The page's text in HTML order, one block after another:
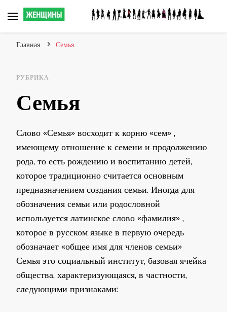
Главная Семья
РУБРИКА
Семья
Слово «Семья» восходит к корню «сем» ,
имеющему отношение к семени и продолжению
рода, то есть рождению и воспитанию детей,
которое традиционно считается основным
предназначением создания семьи. Иногда для
обозначения семьи или родословной
используется латинское слово «фамилия» ,
которое в русском языке в первую очередь
обозначает «общее имя для членов семьи»
Семья это социальный институт, базовая ячейка
общества, характеризующаяся, в частности,
следующими признаками: